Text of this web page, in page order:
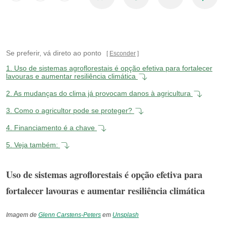
Se preferir, vá direto ao ponto Esconder
1.
Uso de sistemas agroflorestais é opção efetiva para fortalecer
lavouras e aumentar resiliência climática
2. As mudanças do clima já provocam danos à agricultura
3. Como o agricultor pode se proteger?
4. Financiamento é a chave
5. Veja também:
Uso de sistemas agroflorestais é opção efetiva para
fortalecer lavouras e aumentar resiliência climática
Imagem de Glenn Carstens-Peters em Unsplash